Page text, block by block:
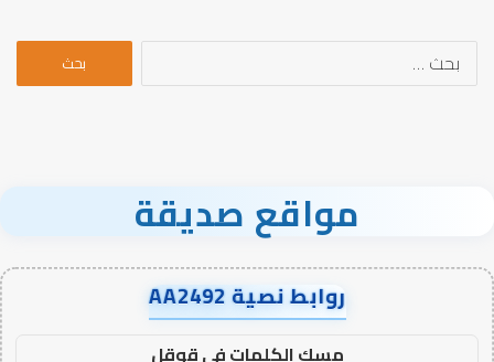
البحث
مواقع صديقة
روابط نصية AA2492
مسك الكلمات في قوقل